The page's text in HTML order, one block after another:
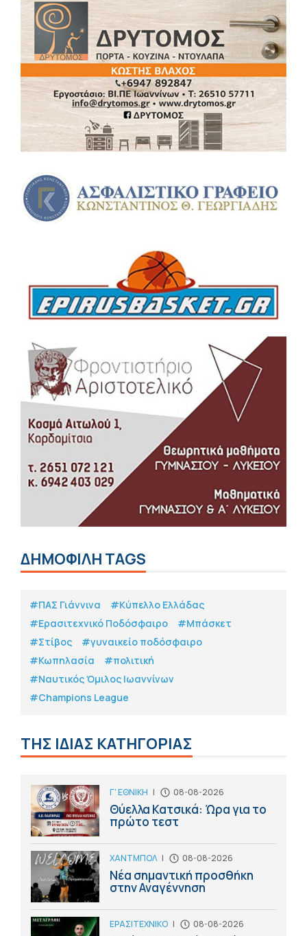
ΔΗΜΟΦΙΛΗ TAGS
#ΠΑΣ Γιάννινα
#Κύπελλο Ελλάδας
#Eρασιτεχνικό Ποδόσφαιρο
#Μπάσκετ
#Στίβος
#γυναικείο ποδόσφαιρο
#Κωπηλασία
#πολιτική
#Ναυτικός Όμιλος Ιωαννίνων
#Champions League
ΤΗΣ ΙΔΙΑΣ ΚΑΤΗΓΟΡΙΑΣ
Γ' ΕΘΝΙΚΗ | 08-08-2026
Θύελλα Κατσικά: Ώρα για το
πρώτο τεστ
ΧΑΝΤΜΠΟΛ | 08-08-2026
Νέα σημαντική προσθήκη
στην Αναγέννηση
ΕΡΑΣΙΤΕΧΝΙΚΟ | 08-08-2026